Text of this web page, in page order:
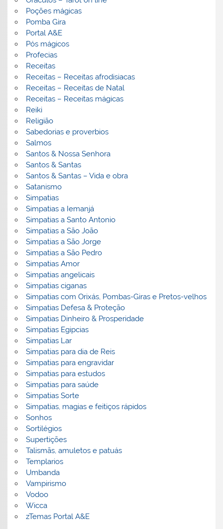
Poções mágicas
Pomba Gira
Portal A&E
Pós mágicos
Profecias
Receitas
Receitas – Receitas afrodisiacas
Receitas – Receitas de Natal
Receitas – Receitas mágicas
Reiki
Religião
Sabedorias e proverbios
Salmos
Santos & Nossa Senhora
Santos & Santas
Santos & Santas – Vida e obra
Satanismo
Simpatias
Simpatias a Iemanjá
Simpatias a Santo Antonio
Simpatias a São João
Simpatias a São Jorge
Simpatias a São Pedro
Simpatias Amor
Simpatias angelicais
Simpatias ciganas
Simpatias com Orixás, Pombas-Giras e Pretos-velhos
Simpatias Defesa & Proteção
Simpatias Dinheiro & Prosperidade
Simpatias Egipcias
Simpatias Lar
Simpatias para dia de Reis
Simpatias para engravidar
Simpatias para estudos
Simpatias para saúde
Simpatias Sorte
Simpatias, magias e feitiços rápidos
Sonhos
Sortilégios
Supertições
Talismãs, amuletos e patuás
Templarios
Umbanda
Vampirismo
Vodoo
Wicca
zTemas Portal A&E